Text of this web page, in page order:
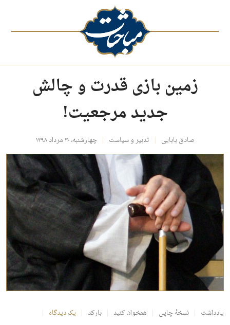
زمین بازی قدرت و چالش
جدید مرجعیت!
صادق بابایی تدبیر و سیاست چهارشنبه، ۳۰ مرداد ۱۳۹۸
یادداشت نسخهٔ چاپی همخوان کنید بارکد یک دیدگاه